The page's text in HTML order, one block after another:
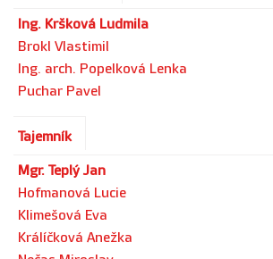
Ing. Kršková Ludmila
Brokl Vlastimil
Ing. arch. Popelková Lenka
Puchar Pavel
Tajemník
Mgr. Teplý Jan
Hofmanová Lucie
Klimešová Eva
Králíčková Anežka